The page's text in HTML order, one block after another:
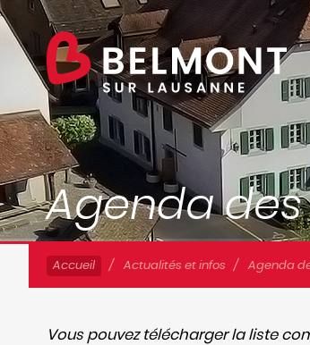
Accueil Actualités et infos Agenda
Vous pouvez télécharger la liste